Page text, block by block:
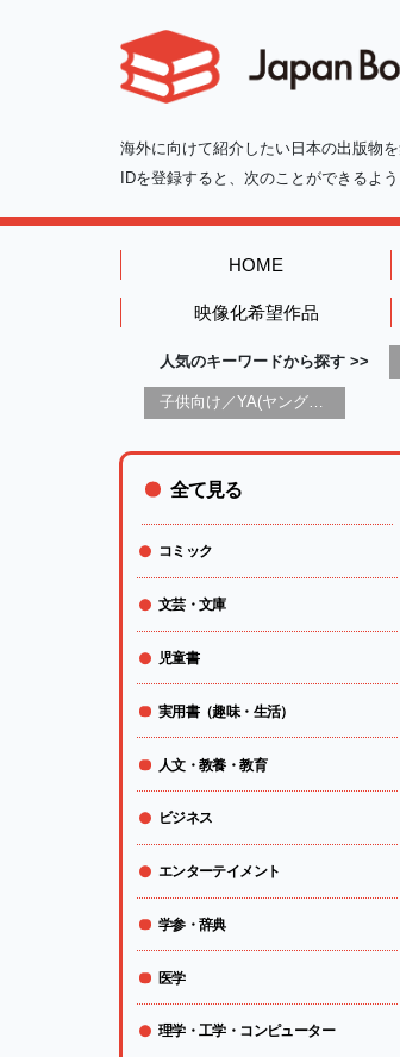
海外に向けて紹介したい日本の出版物
IDを登録すると、次のことができるよう
HOME
映像化希望作品
人気のキーワードから探す >>
子供向け／YA(ヤングアダルト)向け一般：芸術&芸術家
全て見る
コミック
文芸・文庫
児童書
実用書（趣味・生活）
人文・教養・教育
ビジネス
エンターテイメント
学参・辞典
医学
理学・工学・コンピューター